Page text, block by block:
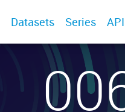
Datasets Series